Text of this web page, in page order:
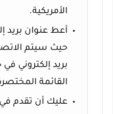
الأمريكية.
أعط عنوان بريد
حيث سيتم
بريد إلكتروني
القائمة
عليك أن تقدم